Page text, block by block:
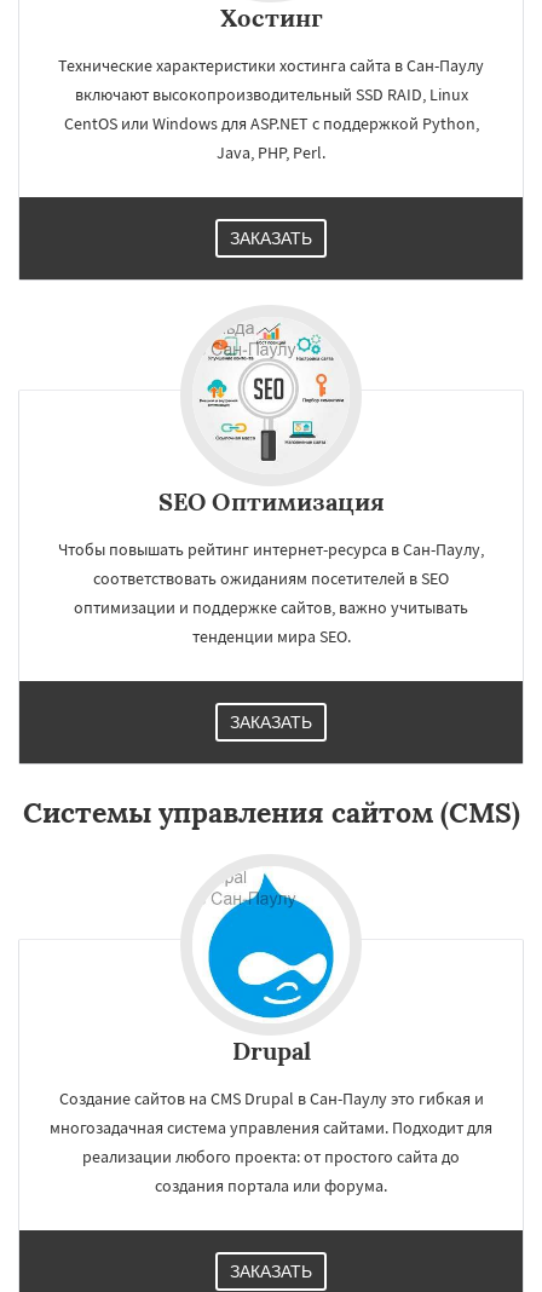
регионам
×
Лахор Дели
Сеул
Фошань
Мехико Лондон
Бангалор
Шэньян
Каир
Нинбо
Нанкин Гонконг
Ахмедабад
Ченнаи Рияд
Бангкок Сантьяго
Хостинг
Технические характеристики хостинга сайта в Сан-Паулу
включают высокопроизводительный SSD RAID, Linux
CentOS или Windows для ASP.NET c поддержкой Python,
Java, PHP, Perl.
ЗАКАЗАТЬ
SEO Оптимизация
Чтобы повышать рейтинг интернет-ресурса в Сан-Паулу,
соответствовать ожиданиям посетителей в SEO
оптимизации и поддержке сайтов, важно учитывать
тенденции мира SEO.
ЗАКАЗАТЬ
Системы управления сайтом (CMS)
Drupal
Создание сайтов на CMS Drupal в Сан-Паулу это гибкая и
многозадачная система управления сайтами. Подходит для
реализации любого проекта: от простого сайта до
создания портала или форума.
ЗАКАЗАТЬ
×
Даю согласие на обработку персональных данных